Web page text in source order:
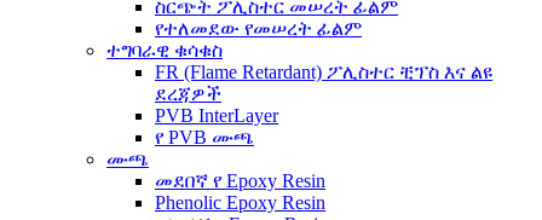
ስርጭት ፖሊስተር መሠረት ፊልም
የተለመደው የመሠረት ፊልም
ተግባራዊ ቁሳቁስ
FR (Flame Retardant) ፖሊስተር ቺፕስ እና ልዩ
ደረጃዎች
PVB InterLayer
የ PVB ሙጫ
ሙጫ
መደበኛ የ Epoxy Resin
Phenolic Epoxy Resin